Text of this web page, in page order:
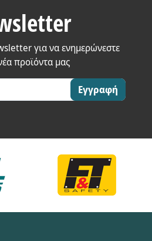
για να ενημερώνεστε
προϊόντα μας
Εγγραφή